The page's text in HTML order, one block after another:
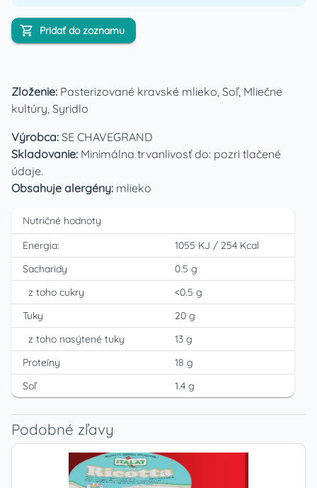
Pridať do zoznamu
Zloženie: Pasterizované kravské mlieko, Soľ, Mliečne
kultúry, Syridlo
Výrobca: SE CHAVEGRAND
Skladovanie: Minimálna trvanlivosť do: pozri tlačené
údaje.
Obsahuje alergény: mlieko
Nutričné hodnoty
Energia:
1055 KJ / 254 Kcal
Sacharidy
0.5 g
z toho cukry
<0.5 g
Tuky
20 g
z toho nasýtené tuky
13 g
Proteíny
18 g
Soľ
1.4 g
Podobné zľavy